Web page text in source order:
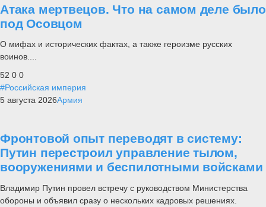
Атака мертвецов. Что на самом деле было
под Осовцом
О мифах и исторических фактах, а также героизме русских
воинов....
52 0 0
#Российская империя
5 августа 2026Армия
Фронтовой опыт переводят в систему:
Путин перестроил управление тылом,
вооружениями и беспилотными войсками
Владимир Путин провел встречу с руководством Министерства
обороны и объявил сразу о нескольких кадровых решениях.